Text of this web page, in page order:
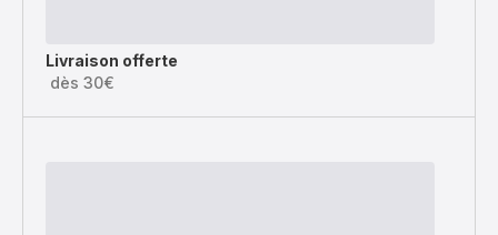
Livraison offerte
dès 30€